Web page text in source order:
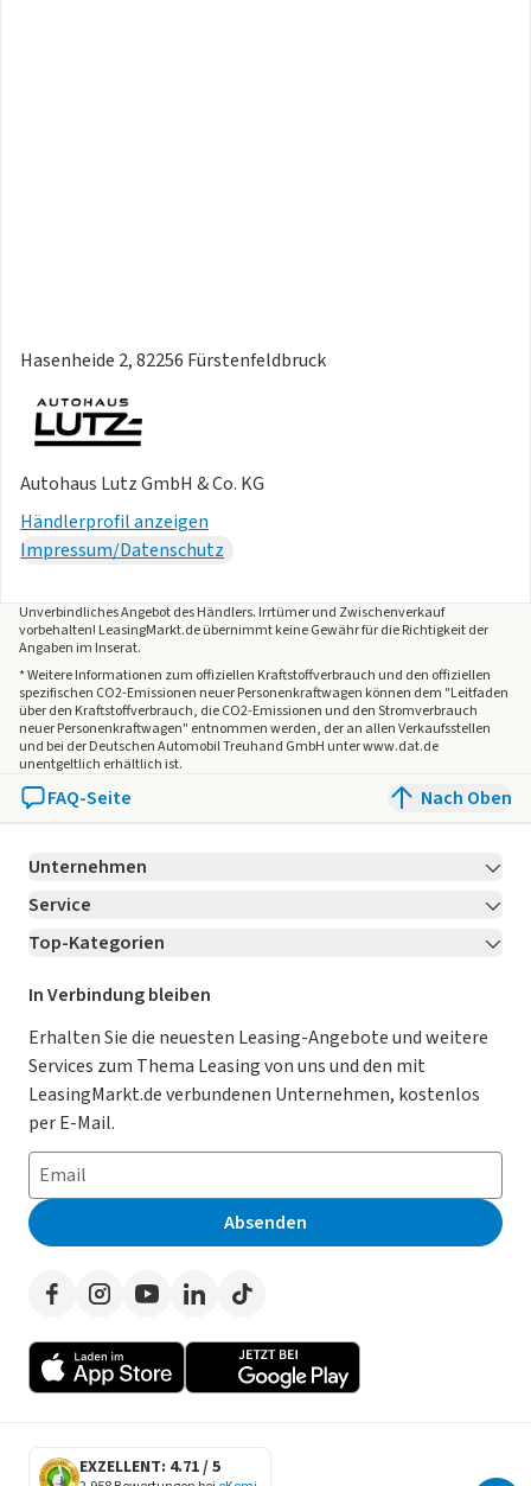
Hasenheide 2, 82256 Fürstenfeldbruck
Autohaus Lutz GmbH & Co. KG
Händlerprofil anzeigen
Impressum/Datenschutz
Unverbindliches Angebot desHändlers. Irrtümer und Zwischenverkauf
vorbehalten! LeasingMarkt.de übernimmt keine Gewähr für die Richtigkeit der
Angaben im Inserat.
* Weitere Informationen zum offiziellen Kraftstoffverbrauch und den offiziellen
spezifischen CO2-Emissionen neuer Personenkraftwagen können dem "Leitfaden
über den Kraftstoffverbrauch, die CO2-Emissionen und den Stromverbrauch
neuer Personenkraftwagen" entnommen werden, der an allen Verkaufsstellen
und bei der Deutschen Automobil Treuhand GmbH unter www.dat.de
unentgeltlich erhältlich ist.
FAQ-Seite Nach Oben
Unternehmen
Über LeasingMarkt.de
Karriere Jetzt bewerben!
Für Händler
Kooperation mit AutoScout24
AGB
Datenschutz
Impressum
Erklärung zur Barrierefreiheit
Presse
Service
Kontakt
Ratgeber
Magazin
Datenschutz-Einstellungen
So funktioniert’s
Häufig gestellte Fragen
Leasing-Lexikon
Auto-Tests
Werben auf LeasingMarkt.de
Top-Kategorien
Leasing Deals
Gebrauchtwagen Leasing
Leasing ohne Anzahlung
E-Auto Leasing
Privatleasing
Leasing-Vergleiche
Herstellerverzeichnis
Händlerverzeichnis
In Verbindung bleiben
Erhalten Sie die neuesten Leasing-Angebote und weitere
Services zum Thema Leasing von uns und den mit
LeasingMarkt.de verbundenen Unternehmen, kostenlos
per E-Mail.
Absenden
EXZELLENT: 4.71 / 5